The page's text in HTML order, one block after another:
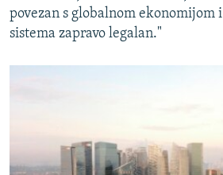
povezan s globalnom ekonomijom
sistema zapravo legalan."